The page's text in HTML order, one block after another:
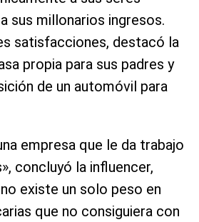
sus millonarios ingresos.
satisfacciones, destacó la
propia para sus padres y
de un automóvil para
empresa que le da trabajo
concluyó la influencer,
existe un solo peso en
que no consiguiera con